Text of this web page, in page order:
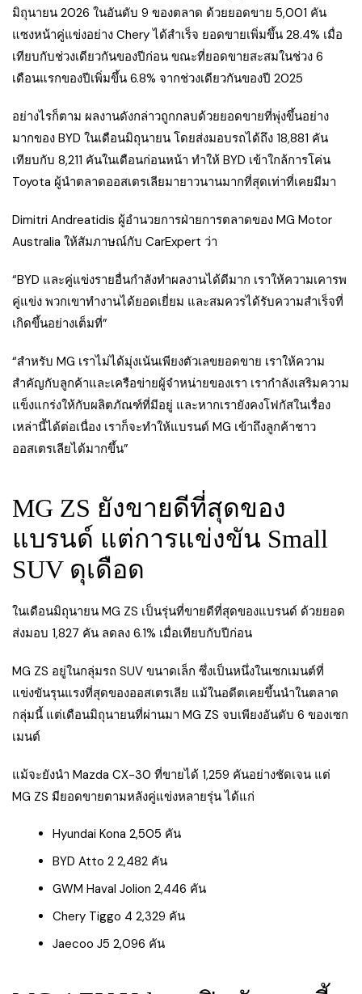
มิถุนายน 2026 ในอันดับ 9 ของตลาด ด้วยยอดขาย 5,001 คัน
แซงหน้าคู่แข่งอย่าง Chery ได้สำเร็จ ยอดขายเพิ่มขึ้น 28.4% เมื่อ
เทียบกับช่วงเดียวกันของปีก่อน ขณะที่ยอดขายสะสมในช่วง 6
เดือนแรกของปีเพิ่มขึ้น 6.8% จากช่วงเดียวกันของปี 2025
อย่างไรก็ตาม ผลงานดังกล่าวถูกกลบด้วยยอดขายที่พุ่งขึ้นอย่าง
มากของ BYD ในเดือนมิถุนายน โดยส่งมอบรถได้ถึง 18,881 คัน
เทียบกับ 8,211 คันในเดือนก่อนหน้า ทำให้ BYD เข้าใกล้การโค่น
Toyota ผู้นำตลาดออสเตรเลียมายาวนานมากที่สุดเท่าที่เคยมีมา
Dimitri Andreatidis ผู้อำนวยการฝ่ายการตลาดของ MG Motor
Australia ให้สัมภาษณ์กับ CarExpert ว่า
“BYD และคู่แข่งรายอื่นกำลังทำผลงานได้ดีมาก เราให้ความเคารพ
คู่แข่ง พวกเขาทำงานได้ยอดเยี่ยม และสมควรได้รับความสำเร็จที่
เกิดขึ้นอย่างเต็มที่”
“สำหรับ MG เราไม่ได้มุ่งเน้นเพียงตัวเลขยอดขาย เราให้ความ
สำคัญกับลูกค้าและเครือข่ายผู้จำหน่ายของเรา เรากำลังเสริมความ
แข็งแกร่งให้กับผลิตภัณฑ์ที่มีอยู่ และหากเรายังคงโฟกัสในเรื่อง
เหล่านี้ได้ต่อเนื่อง เราก็จะทำให้แบรนด์ MG เข้าถึงลูกค้าชาว
ออสเตรเลียได้มากขึ้น”
MG ZS ยังขายดีที่สุดของ
แบรนด์ แต่การแข่งขัน Small
SUV ดุเดือด
ในเดือนมิถุนายน MG ZS เป็นรุ่นที่ขายดีที่สุดของแบรนด์ ด้วยยอด
ส่งมอบ 1,827 คัน ลดลง 6.1% เมื่อเทียบกับปีก่อน
MG ZS อยู่ในกลุ่มรถ SUV ขนาดเล็ก ซึ่งเป็นหนึ่งในเซกเมนต์ที่
แข่งขันรุนแรงที่สุดของออสเตรเลีย แม้ในอดีตเคยขึ้นนำในตลาด
กลุ่มนี้ แต่เดือนมิถุนายนที่ผ่านมา MG ZS จบเพียงอันดับ 6 ของเซก
เมนต์
แม้จะยังนำ Mazda CX-30 ที่ขายได้ 1,259 คันอย่างชัดเจน แต่
MG ZS มียอดขายตามหลังคู่แข่งหลายรุ่น ได้แก่
Hyundai Kona 2,505 คัน
BYD Atto 2 2,482 คัน
GWM Haval Jolion 2,446 คัน
Chery Tiggo 4 2,329 คัน
Jaecoo J5 2,096 คัน